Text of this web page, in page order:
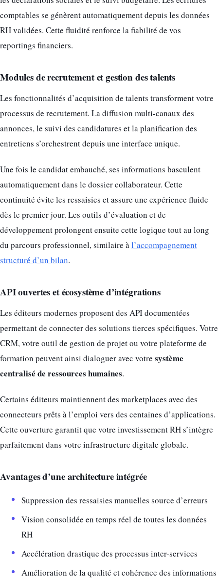
comptables se génèrent automatiquement depuis les données
RH validées. Cette fluidité renforce la fiabilité de vos
reportings financiers.
Modules de recrutement et gestion des talents
Les fonctionnalités d’acquisition de talents transforment votre
processus de recrutement. La diffusion multi-canaux des
annonces, le suivi des candidatures et la planification des
entretiens s’orchestrent depuis une interface unique.
Une fois le candidat embauché, ses informations basculent
automatiquement dans le dossier collaborateur. Cette
continuité évite les ressaisies et assure une expérience fluide
dès le premier jour. Les outils d’évaluation et de
développement prolongent ensuite cette logique tout au long
du parcours professionnel, similaire àl’accompagnement
structuré d’un bilan.
API ouvertes et écosystème d’intégrations
Les éditeurs modernes proposent des API documentées
permettant de connecter des solutions tierces spécifiques. Votre
CRM, votre outil de gestion de projet ou votre plateforme de
formation peuvent ainsi dialoguer avec votre système
centralisé de ressources humaines.
Certains éditeurs maintiennent des marketplaces avec des
connecteurs prêts à l’emploi vers des centaines d’applications.
Cette ouverture garantit que votre investissement RH s’intègre
parfaitement dans votre infrastructure digitale globale.
Avantages d’une architecture intégrée
Suppression des ressaisies manuelles source d’erreurs
Vision consolidée en temps réel de toutes les données
RH
Accélération drastique des processus inter-services
Amélioration de la qualité et cohérence des informations